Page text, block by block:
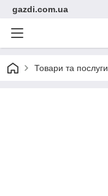
gazdi.com.ua
Товари та послуги